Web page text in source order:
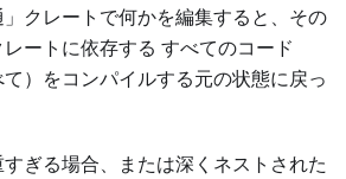
クレートで何かを編集すると、その
ートに依存する すべてのコード
て）をコンパイルする元の状態に戻っ
ぎる場合、または深くネストされた